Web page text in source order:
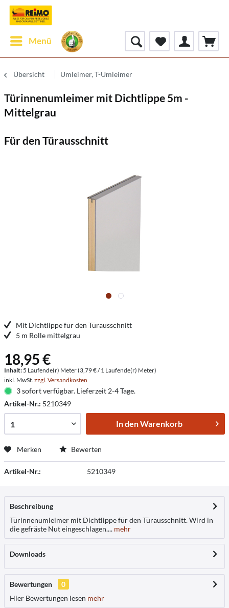
Menü
Übersicht Umleimer, T-Umleimer
Türinnenumleimer mit Dichtlippe 5m -
Mittelgrau
Für den Türausschnitt
Mit Dichtlippe für den Türausschnitt
5 m Rolle mittelgrau
18,95 €
Inhalt: 5 Laufende(r) Meter (3,79 € / 1 Laufende(r) Meter)
inkl. MwSt. zzgl. Versandkosten
3 sofort verfügbar. Lieferzeit 2-4 Tage.
Artikel-Nr.: 5210349
In denWarenkorb
Merken Bewerten
Artikel-Nr.: 5210349
Beschreibung
Türinnenumleimer mit Dichtlippe für den Türausschnitt. Wird in
die gefräste Nut eingeschlagen.... mehr
Downloads
Bewertungen
0
Hier Bewertungen lesen mehr